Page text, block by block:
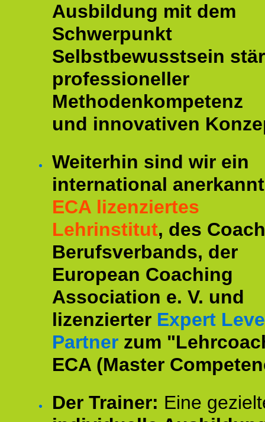
Ausbildung mit dem
Schwerpunkt
Selbstbewusstsein
professioneller
Methodenkompetenz
und innovativen
Weiterhin sind wir ein
international
ECA lizenziertes
Lehrinstitut, des
Berufsverbands, der
European Coaching
Association e. V. und
lizenzierter Expert
Partner zum
ECA (Master
Der Trainer: Eine